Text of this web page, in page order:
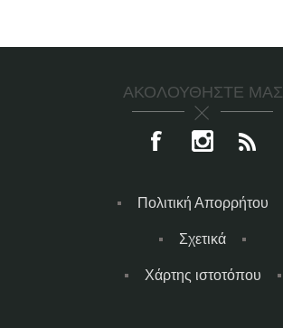
ΑΚΟΛΟΥΘΉΣΤΕ ΜΑΣ
Πολιτική Απορρήτου
Σχετικά
Χάρτης ιστοτόπου